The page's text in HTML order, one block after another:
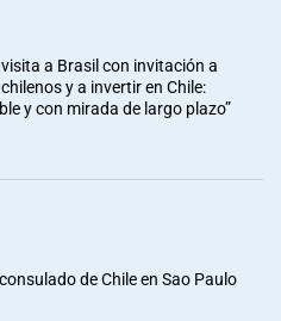
a Brasil con invitación a
y a invertir en Chile:
y con mirada de largo plazo”
de Chile en Sao Paulo